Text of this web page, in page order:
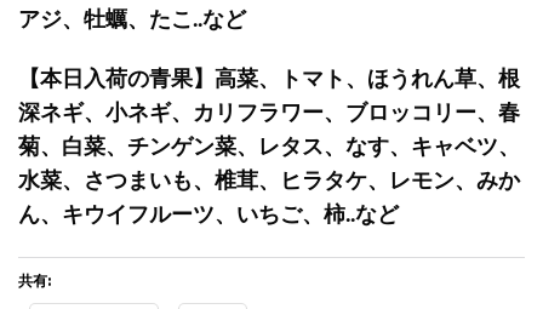
アジ、牡蠣、たこ..など
【本日入荷の青果】高菜、トマト、ほうれん草、根
深ネギ、小ネギ、カリフラワー、ブロッコリー、春
菊、白菜、チンゲン菜、レタス、なす、キャベツ、
水菜、さつまいも、椎茸、ヒラタケ、レモン、みか
ん、キウイフルーツ、いちご、柿..など
共有: